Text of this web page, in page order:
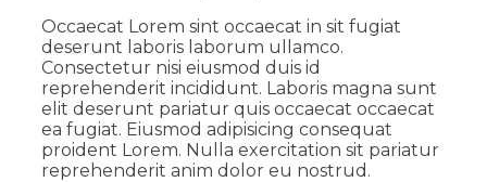
Occaecat Lorem sint occaecat in sit fugiat
deserunt laboris laborum ullamco.
Consectetur nisi eiusmod duis id
reprehenderit incididunt. Laboris magna sunt
elit deserunt pariatur quis occaecat occaecat
ea fugiat. Eiusmod adipisicing consequat
proident Lorem. Nulla exercitation sit pariatur
reprehenderit anim dolor eu nostrud.